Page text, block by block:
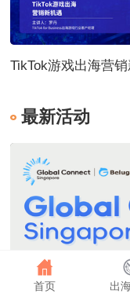
TikTok游戏出海营
最新活动
首页 出